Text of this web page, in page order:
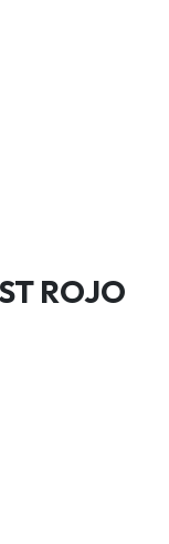
ROJO